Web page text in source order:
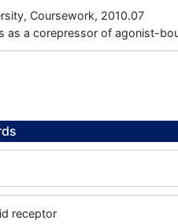
Coursework, 2010.07
as a corepressor of agonist-
receptor